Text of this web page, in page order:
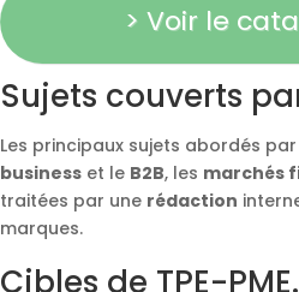
> Voir le
Sujets couverts
Les principaux sujets abordés par
business et le B2B, les marchés
traitées par une rédaction
marques.
Cibles de TPE-